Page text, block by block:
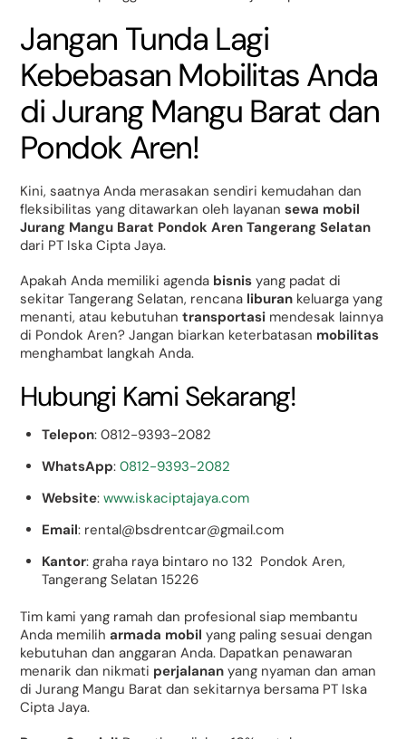
Jangan Tunda Lagi
Kebebasan Mobilitas Anda
di Jurang Mangu Barat dan
Pondok Aren!
Kini, saatnya Anda merasakan sendiri kemudahan dan
fleksibilitas yang ditawarkan oleh layanansewa mobil
Jurang Mangu Barat Pondok Aren Tangerang Selatan
dari PT Iska Cipta Jaya.
Apakah Anda memiliki agenda bisnis yang padat di
sekitar Tangerang Selatan, rencana liburan keluarga yang
menanti, atau kebutuhantransportasi mendesak lainnya
di Pondok Aren? Jangan biarkan keterbatasan mobilitas
menghambat langkah Anda.
Hubungi Kami Sekarang!
Telepon: 0812-9393-2082
WhatsApp:0812-9393-2082
Website:www.iskaciptajaya.com
Email: rental@bsdrentcar@gmail.com
Kantor: graha raya bintaro no 132 Pondok Aren,
Tangerang Selatan 15226
Tim kami yang ramah dan profesional siap membantu
Anda memiliharmada mobil yang paling sesuai dengan
kebutuhan dan anggaran Anda. Dapatkan penawaran
menarik dan nikmati perjalanan yang nyaman dan aman
di Jurang Mangu Barat dan sekitarnya bersama PT Iska
Cipta Jaya.